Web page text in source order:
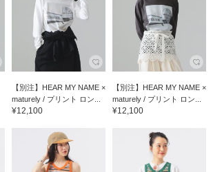
【別注】HEAR MY NAME ×
maturely / プリント ロン...
¥12,100
【別注】HEAR MY NAME ×
maturely / プリント ロン...
¥12,100